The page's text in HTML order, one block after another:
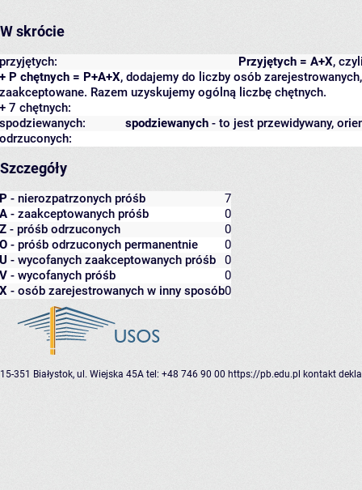
W skrócie
Przyjętych = A+X,
przyjętych:
+ P chętnych = P+A+X, dodajemy do liczby osób
zaakceptowane. Razem uzyskujemy ogólną liczbę chętnych.
+ 7 chętnych:
spodziewanych - to jest przewidywany,
spodziewanych:
odrzuconych:
Szczegóły
P - nierozpatrzonych próśb
7
A - zaakceptowanych próśb
0
Z - próśb odrzuconych
0
O - próśb odrzuconych permanentnie
0
U - wycofanych zaakceptowanych próśb
0
V - wycofanych próśb
0
X - osób zarejestrowanych w inny sposób0
15-351 Białystok, ul. Wiejska 45A tel: +48 746 90 00 https://pb.edu.pl kontakt